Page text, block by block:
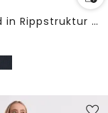
Midikleid in Rippstruktur mit Rundhals